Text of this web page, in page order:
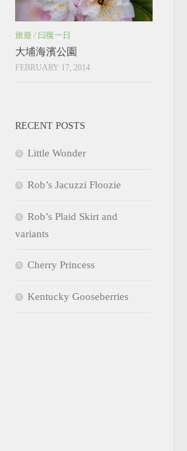
旅遊 / 曰復一日
大埔海濱公園
FEBRUARY 17, 2014
RECENT POSTS
Little Wonder
Rob’s Jacuzzi Floozie
Rob’s Plaid Skirt and
variants
Cherry Princess
Kentucky Gooseberries